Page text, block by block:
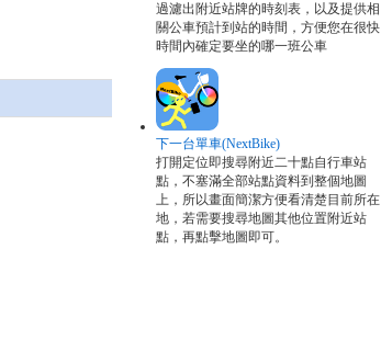
過濾出附近站牌的時刻表，以及提供相
關公車預計到站的時間，方便您在很快
時間內確定要坐的哪一班公車
下一台單車(NextBike)
打開定位即搜尋附近二十點自行車站
點，不塞滿全部站點資料到整個地圖
上，所以畫面簡潔方便看清楚目前所在
地，若需要搜尋地圖其他位置附近站
點，再點擊地圖即可。